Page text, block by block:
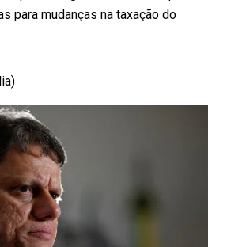
para mudanças na taxação do